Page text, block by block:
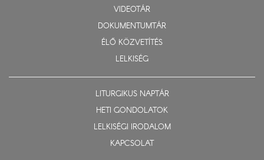
VIDEOTÁR
DOKUMENTUMTÁR
ÉLŐ KÖZVETÍTÉS
LELKISÉG
LITURGIKUS NAPTÁR
HETI GONDOLATOK
LELKISÉGI IRODALOM
KAPCSOLAT